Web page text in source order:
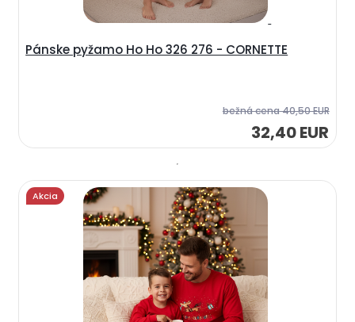
Pánske pyžamo Ho Ho 326 276 - CORNETTE
bežná cena40,50 EUR
32,40 EUR
Akcia